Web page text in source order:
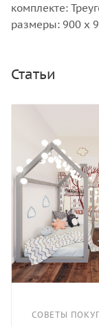
комплекте:
размеры: 900 х
Статьи
СОВЕТЫ